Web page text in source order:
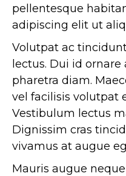
pellentesque
adipiscing elit ut
Volutpat ac
lectus. Dui id
pharetra diam.
vel facilisis volutpat
Vestibulum lectus
Dignissim cras
vivamus at augue
Mauris augue